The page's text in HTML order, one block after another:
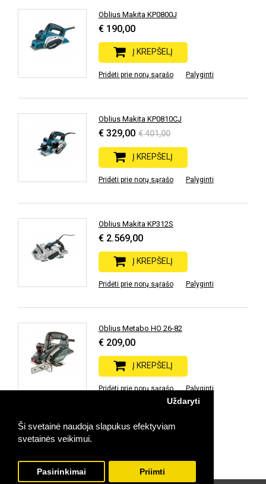
Ši svetainė naudoja slapukus efektyviam
svetainės veikimui.
Uždaryti
Pasirinkimai Priimti
Oblius Makita KP0800J
€ 190,00
Į KREPŠELĮ
Pridėti prie norų sąrašo Palyginti
Oblius Makita KP0810CJ
€ 329,00 € 401,00
Į KREPŠELĮ
Pridėti prie norų sąrašo Palyginti
Oblius Makita KP312S
€ 2.569,00
Į KREPŠELĮ
Pridėti prie norų sąrašo Palyginti
Oblius Metabo HO 26-82
€ 209,00
Į KREPŠELĮ
Pridėti prie norų sąrašo Palyginti
Prekių: 19 | Rodoma: 1-19 | Puslapių: 1